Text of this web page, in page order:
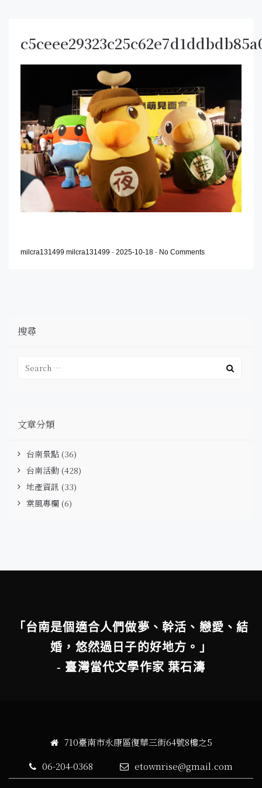
milcra131499 milcra131499 - 2025-10-18 - No Comments
搜尋
文章分類
台南景點 (36)
台南活動 (428)
地產資訊 (33)
棠風專欄 (6)
「台南是個適合人們做夢、幹活、戀愛、結
婚，悠然過日子的好地方。」
- 臺灣當代文學作家 葉石濤
710臺南市永康區復華三街64號8樓之5
06-204-0368
etownrise@gmail.com